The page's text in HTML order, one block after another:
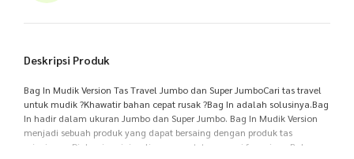
Deskripsi Produk
Bag In Mudik Version Tas Travel Jumbo dan Super JumboCari tas travel
untuk mudik ?Khawatir bahan cepat rusak ?Bag In adalah solusinya.Bag
In hadir dalam ukuran Jumbo dan Super Jumbo. Bag In Mudik Version
menjadi sebuah produk yang dapat bersaing dengan produk tas
sejenisnya. Di desain minimalis, namun tetap sesuai fungsinya.Bahan :